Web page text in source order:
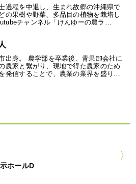
過程を中退し、生まれ故郷の沖縄県で
の果樹や野菜、多品目の植物を栽培し
チャンネル「けんゆーの農ラ…
出身。 農学部を卒業後、青果卸会社に
農家と繋がり、現地で得た農家のため
発信することで、農業の業界を盛り…
ホールD